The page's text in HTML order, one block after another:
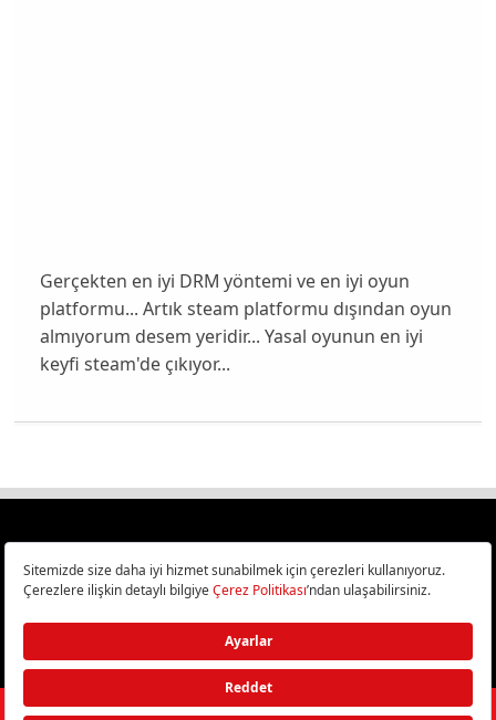
Gerçekten en iyi DRM yöntemi ve en iyi oyun
platformu... Artık steam platformu dışından oyun
almıyorum desem yeridir... Yasal oyunun en iyi
keyfi steam'de çıkıyor...
Türkiye
Bilişim ve Teknoloji Haberleri CHIP Online’da!